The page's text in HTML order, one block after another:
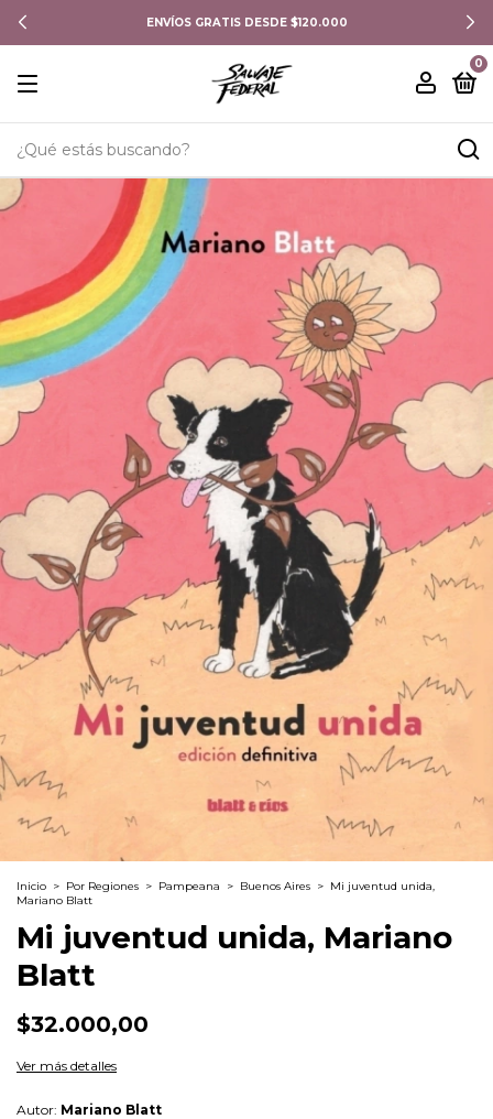
ENVÍOS GRATIS DESDE $120.000
0
Inicio > Por Regiones > Pampeana > Buenos Aires > Mi juventud unida,
Mariano Blatt
Mi juventud unida, Mariano
Blatt
$32.000,00
Ver más detalles
Autor: Mariano Blatt